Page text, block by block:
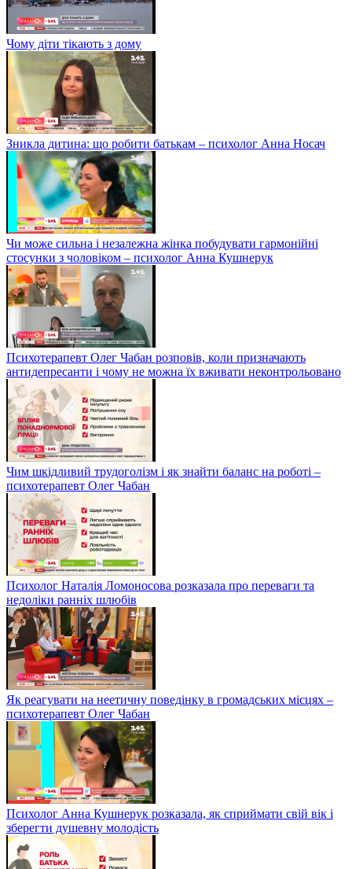
Чому діти тікають з дому
Зникла дитина: що робити батькам – психолог Анна Носач
Чи може сильна і незалежна жінка побудувати гармонійні
стосунки з чоловіком – психолог Анна Кушнерук
Психотерапевт Олег Чабан розповів, коли призначають
антидепресанти і чому не можна їх вживати неконтрольовано
Чим шкідливий трудоголізм і як знайти баланс на роботі –
психотерапевт Олег Чабан
Психолог Наталія Ломоносова розказала про переваги та
недоліки ранніх шлюбів
Як реагувати на неетичну поведінку в громадських місцях –
психотерапевт Олег Чабан
Психолог Анна Кушнерук розказала, як сприймати свій вік і
зберегти душевну молодість